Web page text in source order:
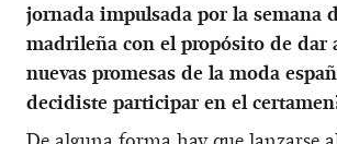
jornada impulsada por la semana
madrileña con el propósito de dar
nuevas promesas de la moda
decidiste participar en el